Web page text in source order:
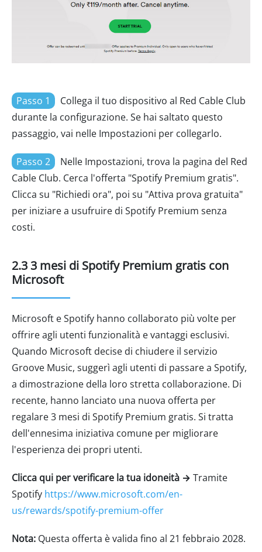
Passo 1
Collega il tuo dispositivo al Red Cable Club
durante la configurazione. Se hai saltato questo
passaggio, vai nelle Impostazioni per collegarlo.
Passo 2
Nelle Impostazioni, trova la pagina del Red
Cable Club. Cerca l'offerta "Spotify Premium gratis".
Clicca su "Richiedi ora", poi su "Attiva prova gratuita"
per iniziare a usufruire di Spotify Premium senza
costi.
2.3 3 mesi di Spotify Premium gratis con
Microsoft
Microsoft e Spotify hanno collaborato più volte per
offrire agli utenti funzionalità e vantaggi esclusivi.
Quando Microsoft decise di chiudere il servizio
Groove Music, suggerì agli utenti di passare a Spotify,
a dimostrazione della loro stretta collaborazione. Di
recente, hanno lanciato una nuova offerta per
regalare 3 mesi di Spotify Premium gratis. Si tratta
dell'ennesima iniziativa comune per migliorare
l'esperienza dei propri utenti.
Clicca qui per verificare la tua idoneità → Tramite
Spotify https://www.microsoft.com/en-
us/rewards/spotify-premium-offer
Nota: Questa offerta è valida fino al 21 febbraio 2028.